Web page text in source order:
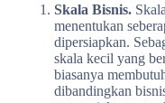
Skala Bisnis.
menentukan
dipersiapkan.
skala kecil yang
biasanya
dibandingkan